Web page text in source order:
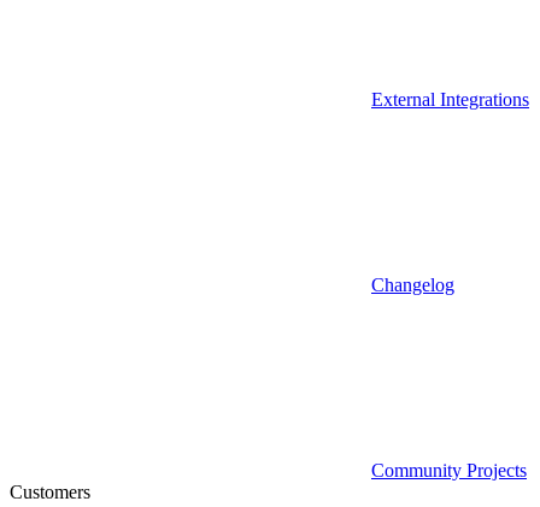
External Integrations
Changelog
Community Projects
Customers